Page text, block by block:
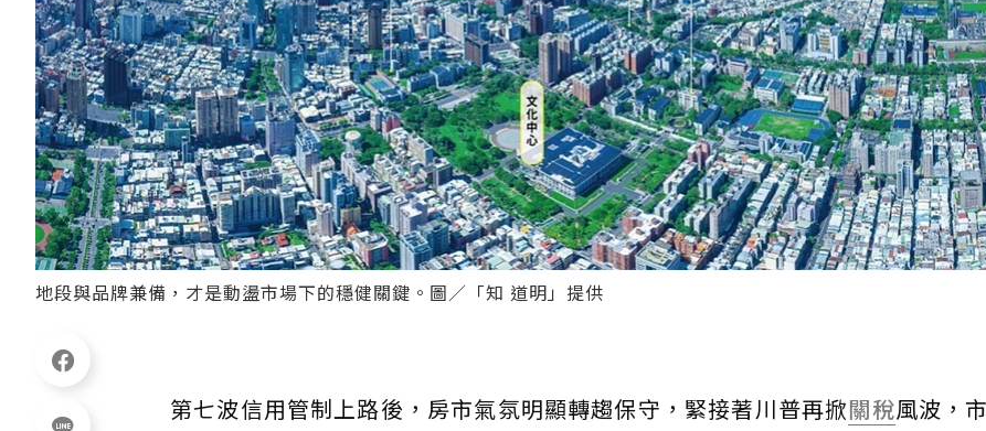
地段與品牌兼備，才是動盪市場下的穩健關鍵。圖／「知 道明」提供
第七波信用管制上路後，房市氣氛明顯轉趨保守，緊接著川普再掀關稅風波，